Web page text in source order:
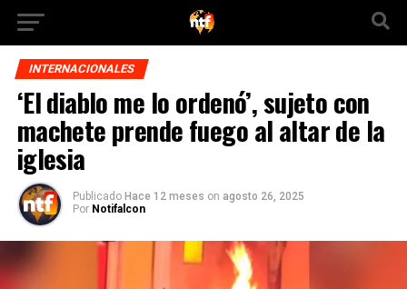
INTERNACIONALES
‘El diablo me lo ordenó’, sujeto con
machete prende fuego al altar de la
iglesia
Publicado Hace 12 meses on agosto 26, 2025
Por Notifalcon